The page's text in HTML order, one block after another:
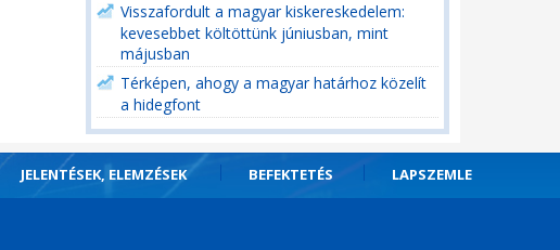
Visszafordult a magyar kiskereskedelem:
kevesebbet költöttünk júniusban, mint
májusban
Térképen, ahogy a magyar határhoz közelít
a hidegfont
JELENTÉSEK, ELEMZÉSEK BEFEKTETÉS LAPSZEMLE